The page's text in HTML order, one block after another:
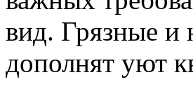
вид. Грязные и
дополнят уют